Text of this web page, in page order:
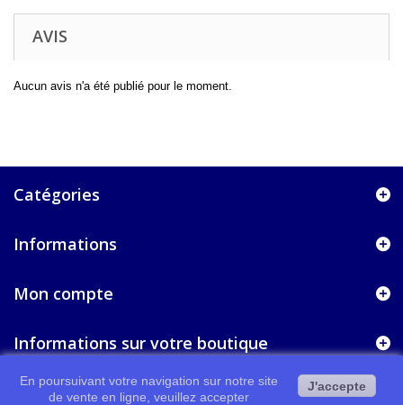
AVIS
Aucun avis n'a été publié pour le moment.
Catégories
Informations
Mon compte
Informations sur votre boutique
En poursuivant votre navigation sur notre site
de vente en ligne, veuillez accepter
J'accepte